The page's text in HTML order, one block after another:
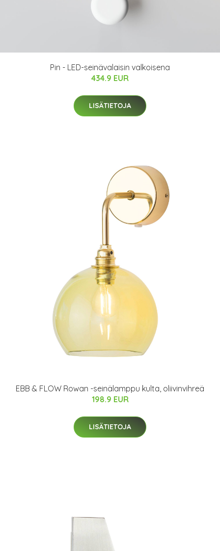
Pin - LED-seinävalaisin valkoisena
434.9 EUR
LISÄTIETOJA
EBB & FLOW Rowan -seinälamppu kulta, oliivinvihreä
198.9 EUR
LISÄTIETOJA